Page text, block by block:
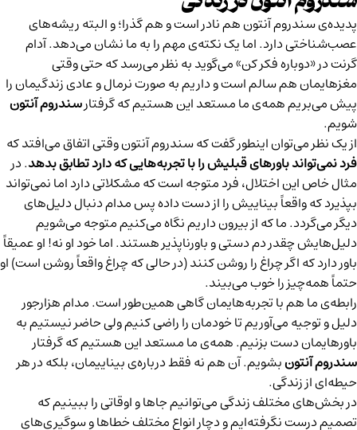
پدیده‌ی سندروم آنتون هم نادر است و هم گذرا؛ و البته ریشه‌های
عصب‌شناختی دارد. اما یک نکته‌ی مهم را به ما نشان می‌دهد. آدام
گرنت در «دوباره فکر کن» می‌گوید به نظر می‌رسد که حتی وقتی
مغزهایمان هم سالم است و داریم به صورت نرمال و عادی زندگیمان را
پیش می‌بریم همه‌ی ما مستعد این هستیم که گرفتارسندروم آنتون
شویم.
از یک نظر می‌توان اینطور گفت که سندروم آنتون وقتی اتفاق می‌افتد که
فرد نمی‌تواند باورهای قبلیش را با تجربه‌هایی که دارد تطابق بدهد. در
مثال خاص این اختلال، فرد متوجه است که مشکلاتی دارد اما نمی‌تواند
بپذیرد که واقعاً بیناییش را از دست داده پس مدام دنبال دلیل‌های
دیگر می‌گردد. ما که از بیرون داریم نگاه می‌کنیم متوجه می‌شویم
دلیل‌هایش چقدر دم دستی و باورناپذیر هستند. اما خود او نه! او عمیقاً
باور دارد که اگر چراغ را روشن کنند (در حالی که چراغ واقعاً روشن است) او
حتماً همه‌چیز را خوب می‌بیند.
رابطه‌ی ما هم با تجربه‌هایمان گاهی همین‌طور است. مدام هزارجور
دلیل و توجیه می‌آوریم تا خودمان را راضی کنیم ولی حاضر نیستیم به
باورهایمان دست بزنیم. همه‌ی ما مستعد این هستیم که گرفتار
سندروم آنتونبشویم. آن هم نه فقط درباره‌ی بیناییمان، بلکه در هر
حیطه‌ای از زندگی.
در بخش‌های مختلف زندگی می‌توانیم جاها و اوقاتی را ببینیم که
تصمیم درست نگرفته‌ایم و دچار انواع مختلف خطاها و سوگیری‌های